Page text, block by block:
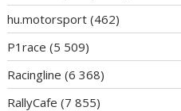
hu.motorsport (462)
P1race (5 509)
Racingline (6 368)
RallyCafe (7 855)